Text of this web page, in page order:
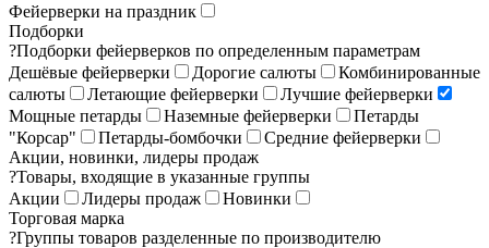
Фейерверки на праздник
Подборки
?Подборки фейерверков по определенным параметрам
Дешёвые фейерверки
Дорогие салюты
Комбинированные
салюты
Летающие фейерверки
Лучшие фейерверки
Мощные петарды
Наземные фейерверки
Петарды
"Корсар"
Петарды-бомбочки
Средние фейерверки
Акции, новинки, лидеры продаж
?Товары, входящие в указанные группы
Акции
Лидеры продаж
Новинки
Торговая марка
?Группы товаров разделенные по производителю